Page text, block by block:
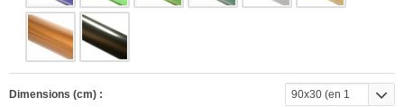
Dimensions (cm) :
90x30 (en 1